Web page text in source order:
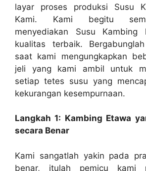
layar proses produksi Susu
Kami. Kami begitu
menyediakan Susu Kambing
kualitas terbaik.
saat kami mengungkapkan
jeli yang kami ambil untuk
setiap tetes susu yang
kekurangan kesempurnaan.
Langkah 1: Kambing Etawa
secara Benar
Kami sangatlah yakin pada
benar, itulah pemicu kami